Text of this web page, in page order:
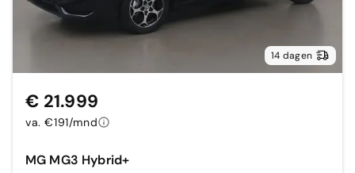
14 dagen
MG MG3 Hybrid+
€ 21.999
va. €191/mnd